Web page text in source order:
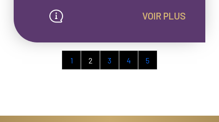
VOIR PLUS
1 2 3 4 5